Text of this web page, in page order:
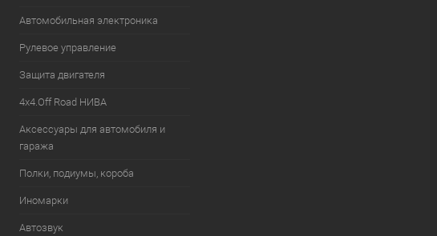
Автомобильная электроника
Рулевое управление
Защита двигателя
4х4.Off Road НИВА
Аксессуары для автомобиля и
гаража
Полки, подиумы, короба
Иномарки
Автозвук